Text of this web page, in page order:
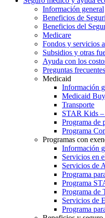
Información general
Beneficios de
Beneficios del
Medicare
Fondos y servicios
Subsidios y otras
Ayuda con los
Preguntas frecuentes
Medicaid
Información
Medicaid
Transporte
STAR Kids –
Programa de
Programa
Programas con
Información
Servicios en
Servicios de
Programa
Programa
Programa de
Servicios de
Programa